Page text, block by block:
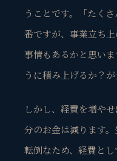
うことです。「たく
番ですが、事業立ち
事情もあるかと思いま
うに積み上げるか？
しかし、経費を増や
分のお金は減ります
転倒なため、経費と